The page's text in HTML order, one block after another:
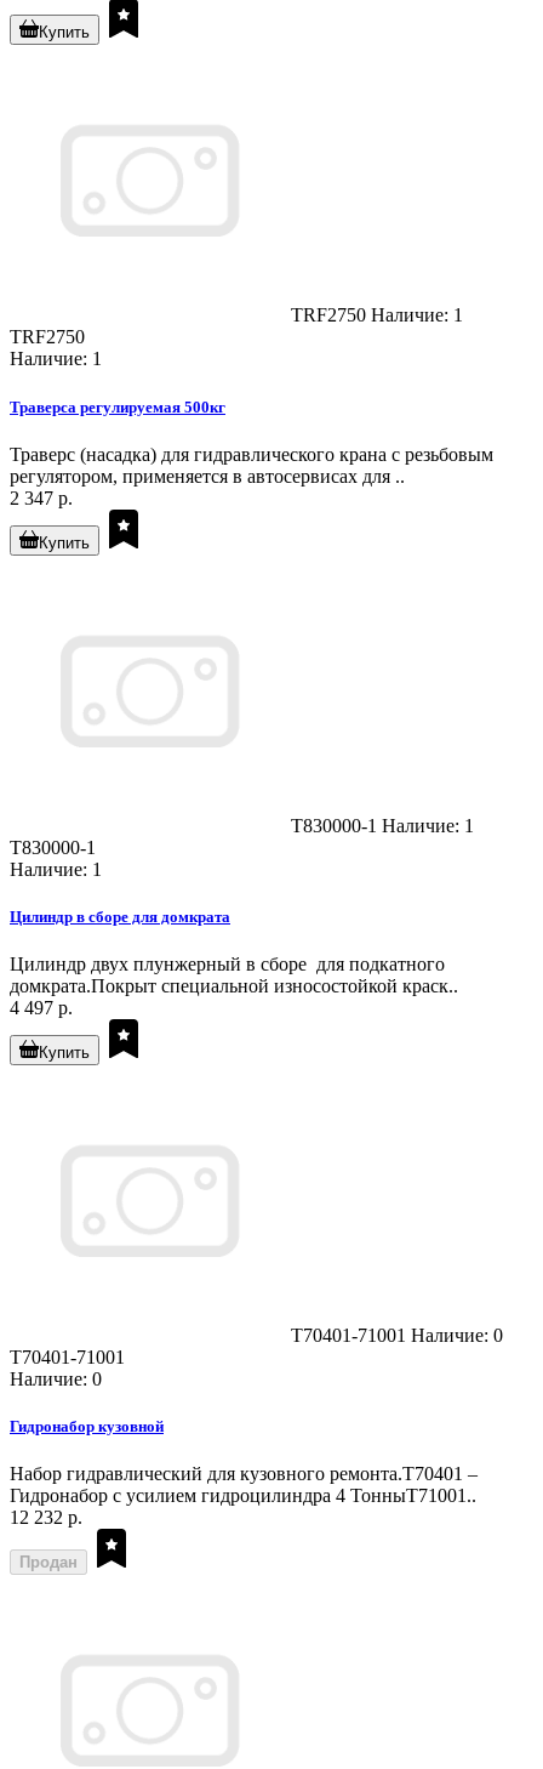
Купить
TRF2750 Наличие: 1
TRF2750
Наличие: 1
Траверса регулируемая 500кг
Траверс (насадка) для гидравлического крана с резьбовым
регулятором, применяется в автосервисах для ..
2 347 р.
Купить
T830000-1 Наличие: 1
T830000-1
Наличие: 1
Цилиндр в сборе для домкрата
Цилиндр двух плунжерный в сборе для подкатного
домкрата.Покрыт специальной износостойкой краск..
4 497 р.
Купить
T70401-71001 Наличие: 0
T70401-71001
Наличие: 0
Гидронабор кузовной
Набор гидравлический для кузовного ремонта.T70401 –
Гидронабор с усилием гидроцилиндра 4 ТонныT71001..
12 232 р.
Продан